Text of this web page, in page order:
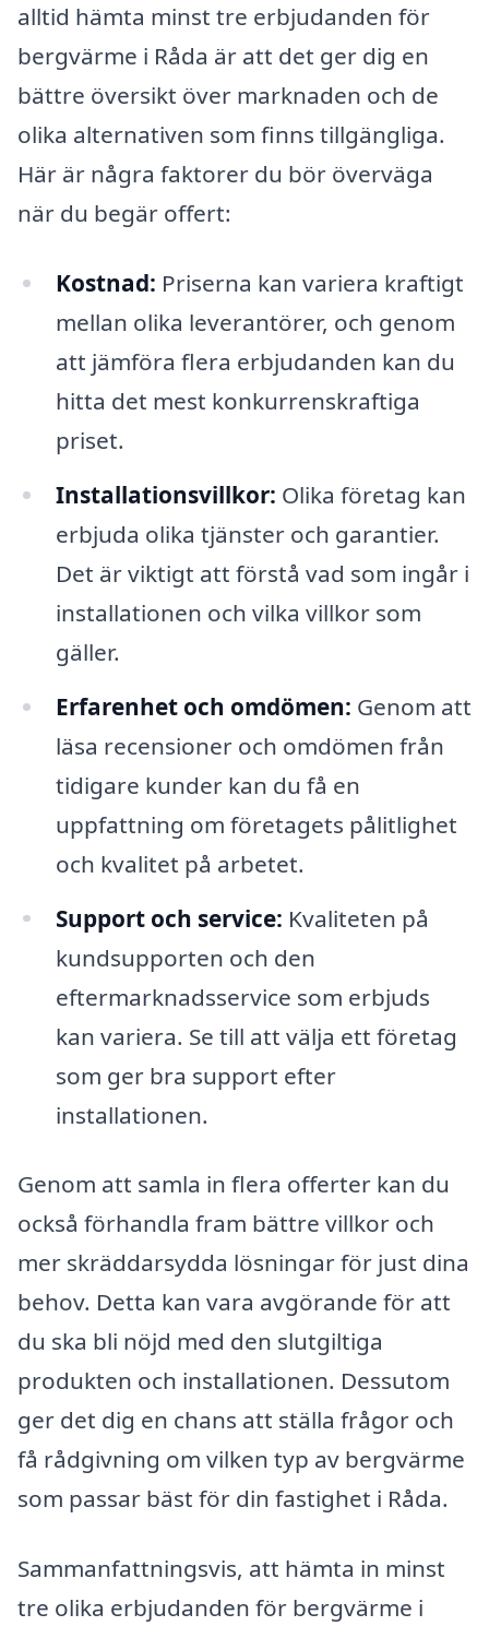
alltid hämta minst tre erbjudanden för
bergvärme i Råda är att det ger dig en
bättre översikt över marknaden och de
olika alternativen som finns tillgängliga.
Här är några faktorer du bör överväga
när du begär offert:
Kostnad: Priserna kan variera kraftigt
mellan olika leverantörer, och genom
att jämföra flera erbjudanden kan du
hitta det mest konkurrenskraftiga
priset.
Installationsvillkor: Olika företag kan
erbjuda olika tjänster och garantier.
Det är viktigt att förstå vad som ingår i
installationen och vilka villkor som
gäller.
Erfarenhet och omdömen: Genom att
läsa recensioner och omdömen från
tidigare kunder kan du få en
uppfattning om företagets pålitlighet
och kvalitet på arbetet.
Support och service: Kvaliteten på
kundsupporten och den
eftermarknadsservice som erbjuds
kan variera. Se till att välja ett företag
som ger bra support efter
installationen.
Genom att samla in flera offerter kan du
också förhandla fram bättre villkor och
mer skräddarsydda lösningar för just dina
behov. Detta kan vara avgörande för att
du ska bli nöjd med den slutgiltiga
produkten och installationen. Dessutom
ger det dig en chans att ställa frågor och
få rådgivning om vilken typ av bergvärme
som passar bäst för din fastighet i Råda.
Sammanfattningsvis, att hämta in minst
tre olika erbjudanden för bergvärme i